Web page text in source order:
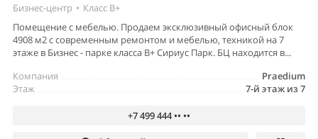
Бизнес-центр • Класс B+
Помещение с мебелью. Продаем эксклюзивный офисный блок
4908 м2 с современным ремонтом и мебелью, техникой на 7
этаже в Бизнес - парке класса В+ Сириус Парк. БЦ находится в...
Praedium
Компания
7-й этаж из 7
Этаж
+7 499 444 •• ••